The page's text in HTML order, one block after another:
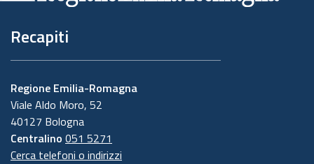
Recapiti
Regione Emilia-Romagna
Viale Aldo Moro, 52
40127 Bologna
Centralino 051 5271
Cerca telefoni o indirizzi